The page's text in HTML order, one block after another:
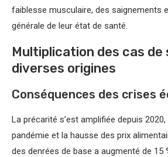
faiblesse musculaire, des saignements
générale de leur état de santé.
Multiplication des cas de
diverses origines
Conséquences des crises
La précarité s’est amplifiée depuis
pandémie et la hausse des prix
des denrées de base a augmenté de 15